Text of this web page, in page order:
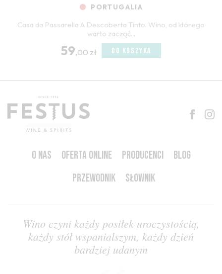
PORTUGALIA
Casa da Passarella A Descoberta Tinto. Wino, od którego
warto zacząć...
59,00 zł DO KOSZYKA
O NAS OFERTA ONLINE PRODUCENCI
BLOG
PRZEWODNIK
SŁOWNIK
Wino czyni każdy posiłek uroczystością,
każdy stół wspanialszym, każdy dzień
bardziej udanym